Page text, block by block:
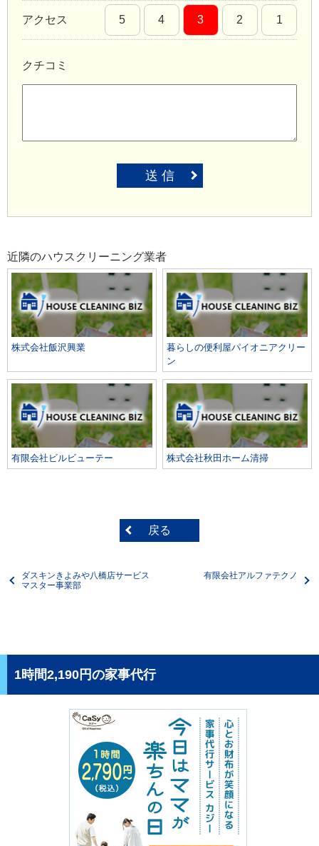
アクセス 5 4 3 2 1
クチコミ
送 信
近隣のハウスクリーニング業者
株式会社飯沢興業
暮らしの便利屋パイオニアクリー
ン
有限会社ビルビューテー 株式会社秋田ホーム清掃
戻る
ダスキンきよみや八橋店サービス
マスター事業部
有限会社アルファテクノ
1時間2,190円の家事代行